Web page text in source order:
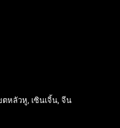
ตหลัวหู, เซินเจิ้น, จีน